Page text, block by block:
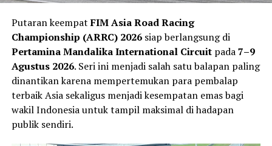
Putaran keempatFIM Asia Road Racing
Championship (ARRC) 2026siap berlangsung di
Pertamina Mandalika International Circuitpada7–9
Agustus 2026. Seri ini menjadi salah satu balapan paling
dinantikan karena mempertemukan para pembalap
terbaik Asia sekaligus menjadi kesempatan emas bagi
wakil Indonesia untuk tampil maksimal di hadapan
publik sendiri.